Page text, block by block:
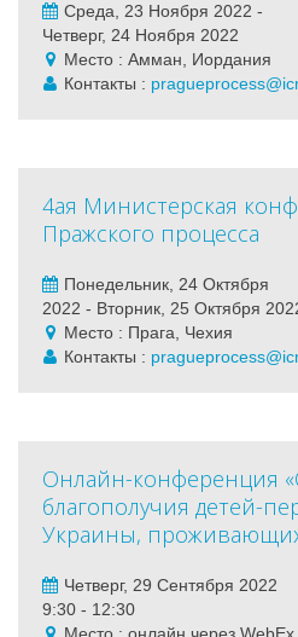
Среда, 23 Ноября 2022 -
Четверг, 24 Ноября 2022
Место : Амман, Иордания
Контакты :
4ая Министерская
Пражского процесса
Понедельник, 24 Октября
2022 - Вторник, 25 Октября
Место : Прага, Чехия
Контакты :
Онлайн-конференция
благополучия детей-
Украины,
Четверг, 29 Сентября 2022
9:30 - 12:30